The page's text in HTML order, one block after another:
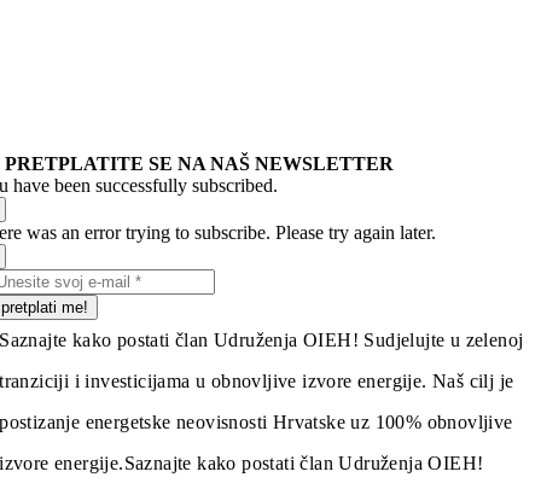
PRETPLATITE SE NA NAŠ NEWSLETTER
have been successfully subscribed.
was an error trying to subscribe. Please try again later.
pretplati me!
Saznajte kako postati član Udruženja OIEH! Sudjelujte u zelenoj
tranziciji i investicijama u obnovljive izvore energije. Naš cilj je
postizanje energetske neovisnosti Hrvatske uz 100% obnovljive
izvore energije.Saznajte kako postati član Udruženja OIEH!